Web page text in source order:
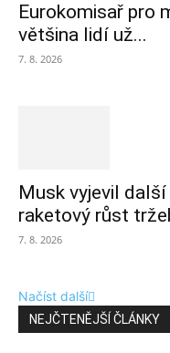
Eurokomisař pro
většina lidí už...
7. 8. 2026
Musk vyjevil
raketový růst
7. 8. 2026
Načíst další
NEJČTENĚJŠÍ ČLÁNKY